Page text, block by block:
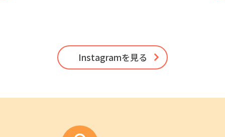
Instagramを見る